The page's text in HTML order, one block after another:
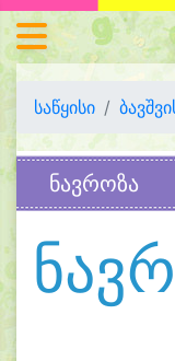
საწყისი
ნავროზა